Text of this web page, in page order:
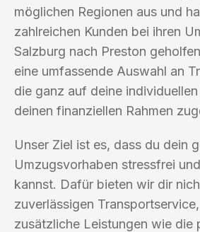
möglichen Regionen aus und
zahlreichen Kunden bei ihren
Salzburg nach Preston
eine umfassende Auswahl an
die ganz auf deine
deinen finanziellen Rahmen
Unser Ziel ist es, dass du dein
Umzugsvorhaben stressfrei
kannst. Dafür bieten wir dir
zuverlässigen
zusätzliche Leistungen wie die